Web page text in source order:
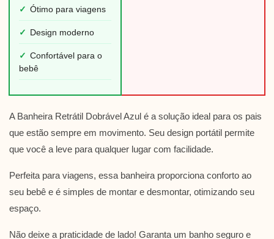
✓ Ótimo para viagens
✓ Design moderno
✓ Confortável para o
bebê
A Banheira Retrátil Dobrável Azul é a solução ideal para os pais
que estão sempre em movimento. Seu design portátil permite
que você a leve para qualquer lugar com facilidade.
Perfeita para viagens, essa banheira proporciona conforto ao
seu bebê e é simples de montar e desmontar, otimizando seu
espaço.
Não deixe a praticidade de lado! Garanta um banho seguro e